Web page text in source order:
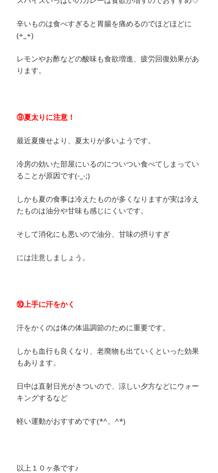
辛いものは食べすぎると胃腸を痛めるのでほどほどに
(+_+)
レモンやお酢などの酸味も食欲増進、疲労回復効果があ
ります。
⑨夏太りに注意！
最近夏痩せより、夏太りが多いようです。
冷房の効いた部屋にいるのについつい食べてしまってい
ることが原因です(-_-;)
しかも夏の食事は冷えたものが多くなりますが実は冷え
たものは油分や甘味も感じにくいです。
そして消化にも悪いので油分、甘味の摂りすぎ
には注意しましょう。
⑩上手に汗をかく
汗をかくのは体の体温調節のために重要です。
しかも血行も良くなり、老廃物も出ていくといった効果
もあります。
日中は直射日光がきついので、涼しい夕方などにウォー
キングするなど
軽い運動がおすすめです(*^。^*)
以上１０ヶ条です♪